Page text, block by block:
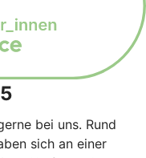
bei uns. Rund
sich an einer